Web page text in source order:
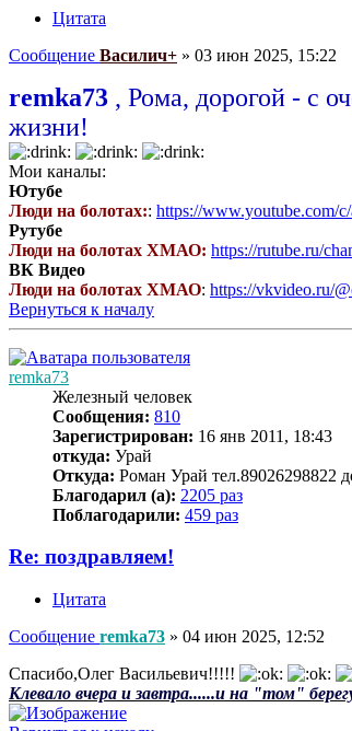
Цитата
Сообщение Василич+ » 03 июн 2025, 15:22
remka73 , Рома, дорогой - с
жизни!
Мои каналы:
Ютубе
Люди на болотах:: https://www.youtube.com/c/
Рутубе
Люди на болотах ХМАО: https://rutube.ru/
ВК Видео
Люди на болотах ХМАО: https://vkvideo.ru/
Вернуться к началу
remka73
Железный человек
Сообщения: 810
Зарегистрирован: 16 янв 2011, 18:43
откуда: Урай
Откуда: Роман Урай тел.89026298822
Благодарил (а): 2205 раз
Поблагодарили: 459 раз
Re: поздравляем!
Цитата
Сообщение remka73 » 04 июн 2025, 12:52
Спасибо,Олег Васильевич!!!!!
Клевало вчера и завтра......и на "том"